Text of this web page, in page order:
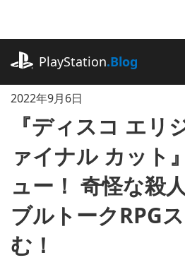
に
ッ
PlayStation.Blog
2022年9月6日
『ディスコ エリ
ァイナル カット
ュー！ 奇怪な殺
ブルトークRPG
む！